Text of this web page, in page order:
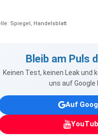
Spiegel, Handelsblatt
Bleib am Puls
Keinen Test, keinen Leak und
uns auf Google
Auf